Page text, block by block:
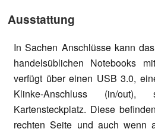
Ausstattung
In Sachen Anschlüsse kann
handelsüblichen Notebooks
verfügt über einen USB 3.0,
Klinke-Anschluss (in/
Kartensteckplatz. Diese
rechten Seite und auch wenn